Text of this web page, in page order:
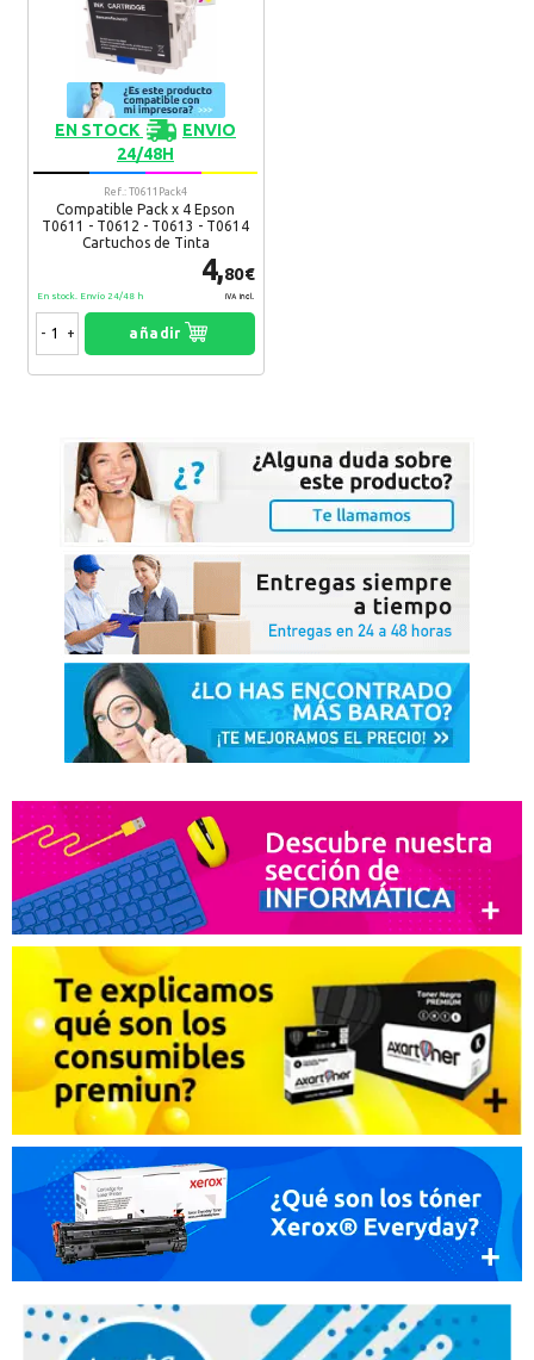
EN STOCK
ENVIO
24/48H
Ref.: T0611Pack4
Compatible Pack x 4 Epson
T0611 - T0612 - T0613 - T0614
Cartuchos de Tinta
4,80€
IVA Incl.
En stock. Envío 24/48 h
- + añadir